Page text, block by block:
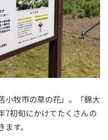
小牧市の草の花」。「錦大
7初旬にかけてたくさんの
す。